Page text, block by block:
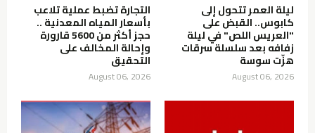
ليلة العمر تتحول إلى
كابوس.. القبض على
"العريس اللص" في ليلة
زفافه بعد سلسلة سرقات
هزّت سوسة
August 06, 2026
التجارة تضبط عملية تلاعب
بأسعار المياه المعدنية ..
حجز أكثر من 5600 قارورة
وإحالة المخالف على
التحقيق
August 06, 2026